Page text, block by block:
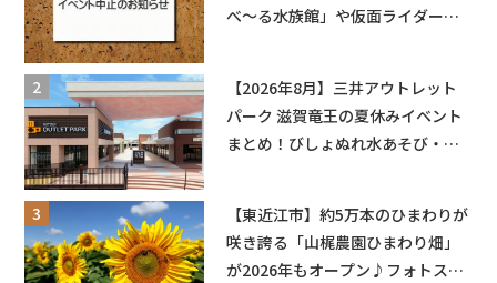
べ〜る水族館」や仮面ライダーシ
【2026年8月】三井アウトレット
パーク 滋賀竜王の夏休みイベント
まとめ！びしょぬれ水あそび・激
【東近江市】約5万本のひまわりが
咲き誇る「山梶農園ひまわり畑」
が2026年もオープン♪フォトスポ